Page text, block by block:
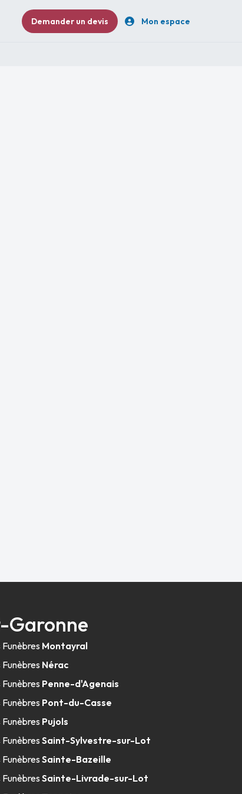
Demander un devis Mon espace
Garonne
Montayral
Nérac
Penne-d'Agenais
Pont-du-Casse
Pujols
FunèbresSaint-Sylvestre-sur-Lot
FunèbresSainte-Bazeille
FunèbresSainte-Livrade-sur-Lot